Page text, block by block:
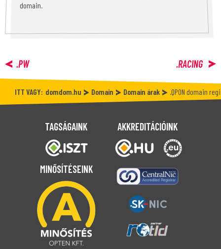
domain.
.PW .RACING
ITT VAGY: domdom.hu Domain Domain árak .QPON domain
TAGSÁGAINK
MINŐSÍTÉSEINK
AKKREDITÁCIÓINK